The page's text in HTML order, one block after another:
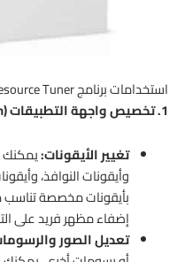
استخدامات برنامج Heaventools Resource Tuner
1. تخصيص واجهة التطبيقات (GUI Customization):
تغيير الأيقونات:يمكنك
وأيقونات النوافذ،
بأيقونات مخصصة تناسب
إضفاء مظهر فريد على
تعديل الصور